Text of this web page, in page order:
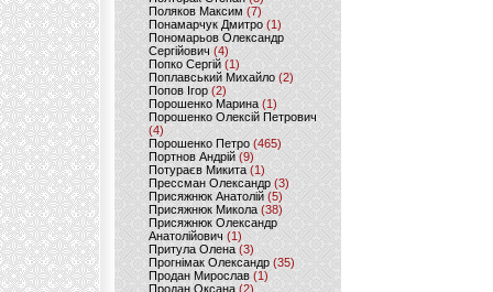
Поляков Максим (7)
Понамарчук Дмитро (1)
Пономарьов Олександр
Сергійович(4)
Попко Сергій (1)
Поплавський Михайло (2)
Попов Ігор(2)
Порошенко Марина (1)
Порошенко Олексій Петрович
(4)
Порошенко Петро (465)
Портнов Андрій (9)
Потураєв Микита(1)
Прессман Олександр(3)
Присяжнюк Анатолій (5)
Присяжнюк Микола (38)
Присяжнюк Олександр
Анатолійович (1)
Притула Олена (3)
Прогнімак Олександр(35)
Продан Мирослав(1)
Продан Оксана (2)